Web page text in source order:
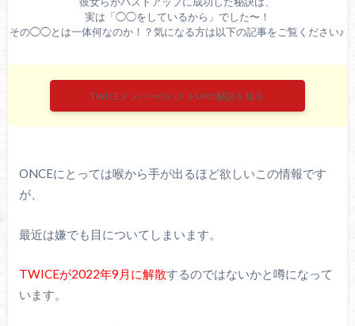
実は「◯◯をしているから」でした〜！
その◯◯とは一体何なのか！？気になる方は以下の記事をご覧ください♪
TWICEメンバーのバストUPの秘訣を知る
ONCEにとっては喉から手が出るほど欲しいこの情報です
が、
最近は嫌でも目についてしまいます。
TWICEが2022年9月に解散するのではないかと噂になって
います。